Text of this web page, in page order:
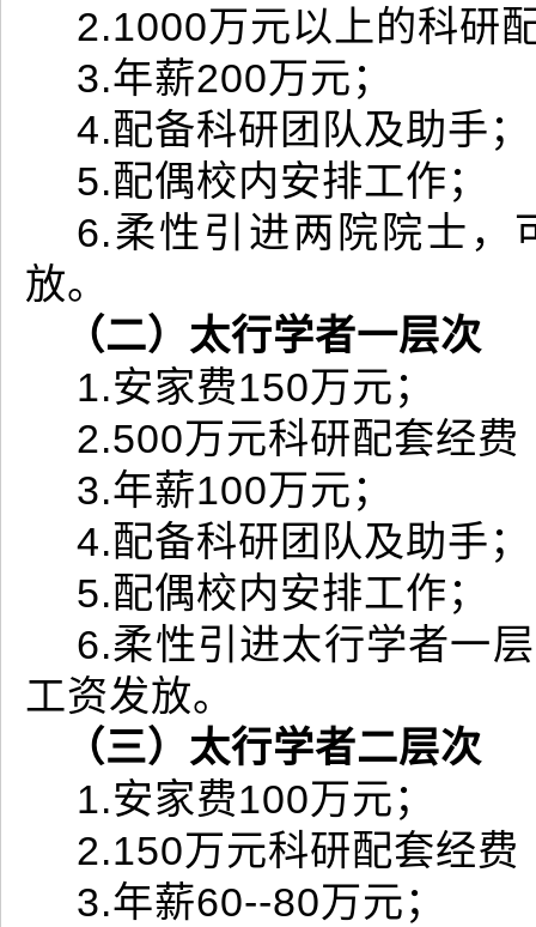
2.1000万元以上的科研
3.年薪200万元；
4.配备科研团队及助手；
5.配偶校内安排工作；
6.柔性引进两院院士，
放。
（二）太行学者一层次
1.安家费150万元；
2.500万元科研配套经
3.年薪100万元；
4.配备科研团队及助手；
5.配偶校内安排工作；
6.柔性引进太行学者一
工资发放。
（三）太行学者二层次
1.安家费100万元；
2.150万元科研配套经
3.年薪60--80万元；